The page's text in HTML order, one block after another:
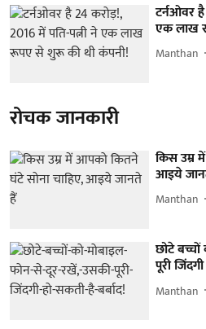
टर्नओवर
एक लाख
Manthan
रोचक जानकारी
किस उम्र
आइये
Manthan
छोटे
पूरी
Manthan